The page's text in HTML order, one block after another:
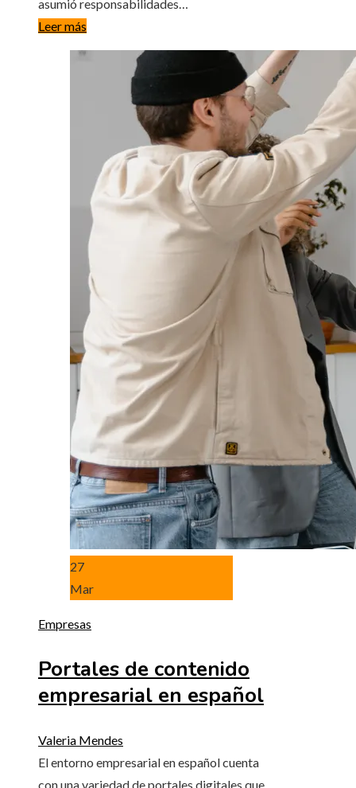
asumió responsabilidades…
Leer más
27
Mar
Empresas
Portales de contenido
empresarial en español
Valeria Mendes
El entorno empresarial en español cuenta
con una variedad de portales digitales que